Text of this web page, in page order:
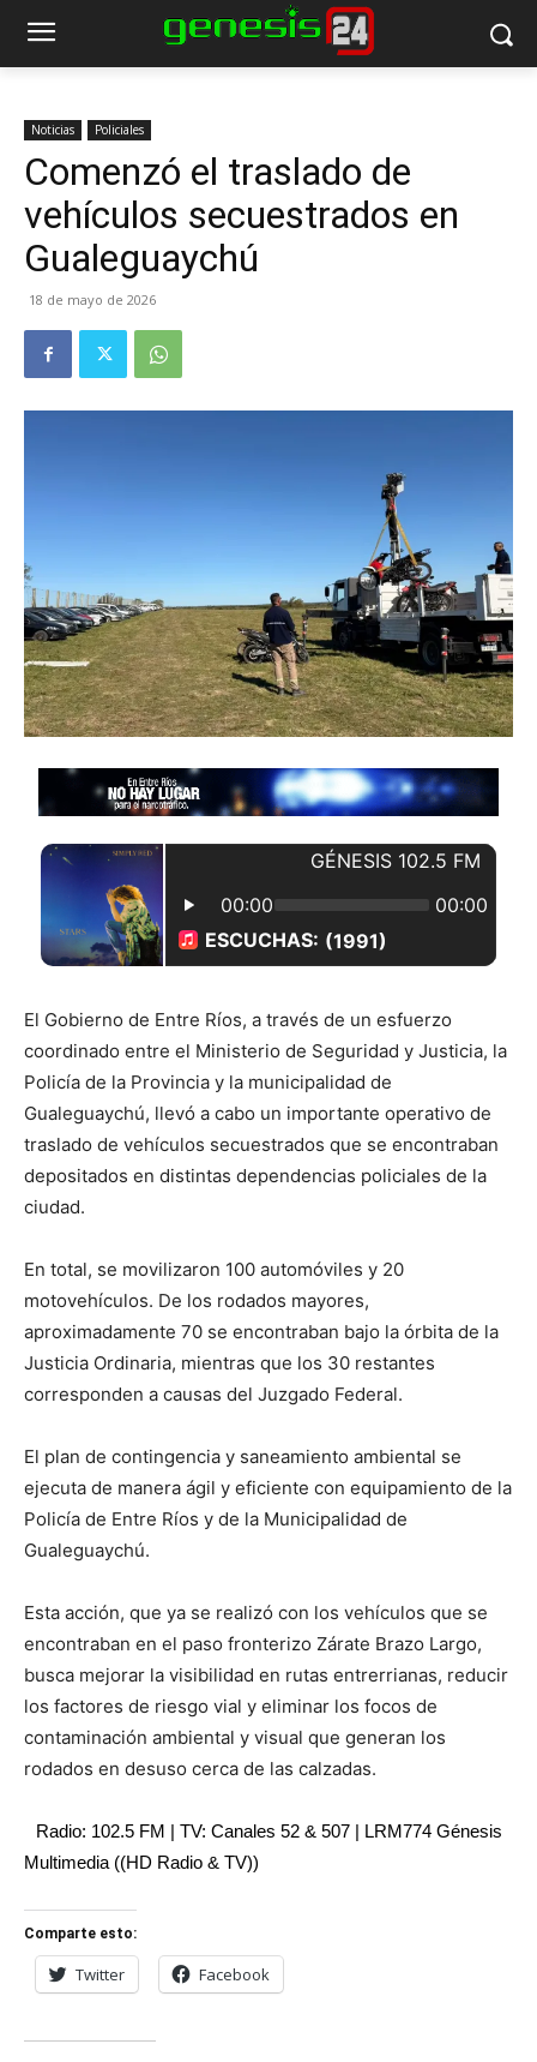
Noticias Policiales
Comenzó el traslado de
vehículos secuestrados en
Gualeguaychú
18 de mayo de 2026
El Gobierno de Entre Ríos, a través de un esfuerzo
coordinado entre el Ministerio de Seguridad y Justicia, la
Policía de la Provincia y la municipalidad de
Gualeguaychú, llevó a cabo un importante operativo de
traslado de vehículos secuestrados que se encontraban
depositados en distintas dependencias policiales de la
ciudad.
En total, se movilizaron 100 automóviles y 20
motovehículos. De los rodados mayores,
aproximadamente 70 se encontraban bajo la órbita de la
Justicia Ordinaria, mientras que los 30 restantes
corresponden a causas del Juzgado Federal.
El plan de contingencia y saneamiento ambiental se
ejecuta de manera ágil y eficiente con equipamiento de la
Policía de Entre Ríos y de la Municipalidad de
Gualeguaychú.
Esta acción, que ya se realizó con los vehículos que se
encontraban en el paso fronterizo Zárate Brazo Largo,
busca mejorar la visibilidad en rutas entrerrianas, reducir
los factores de riesgo vial y eliminar los focos de
contaminación ambiental y visual que generan los
rodados en desuso cerca de las calzadas.
Radio: 102.5 FM | TV: Canales 52 & 507 | LRM774 Génesis
Multimedia ((HD Radio & TV))
Comparte esto:
Twitter Facebook